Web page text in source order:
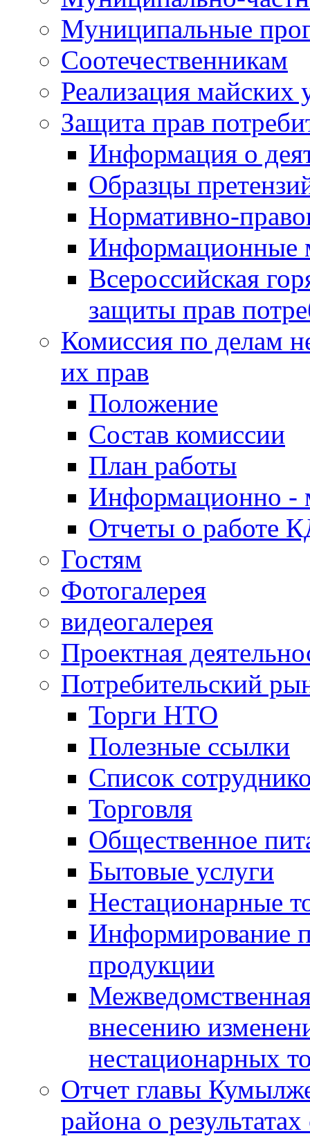
Муниципальные
Соотечественникам
Реализация майских
Защита прав
Информация о
Образцы
Нормативно-
Информационные
Всероссийская
защиты прав
Комиссия по делам
их прав
Положение
Состав комиссии
План работы
Информационно -
Отчеты о работе
Гостям
Фотогалерея
видеогалерея
Проектная
Потребительский
Торги НТО
Полезные ссылки
Список
Торговля
Общественное
Бытовые услуги
Нестационарные
Информирование
продукции
внесению
нестационарных
Отчет главы
района о